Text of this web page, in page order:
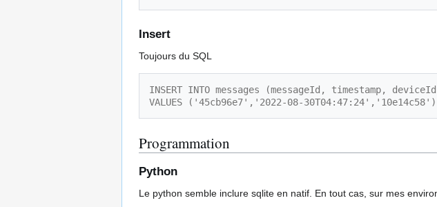
Insert
Toujours du SQL
INSERT INTO messages (messageId, timestamp,
VALUES ('45cb96e7','2022-08-
Programmation
Python
Le python semble inclure sqlite en natif. En tout cas, sur mes